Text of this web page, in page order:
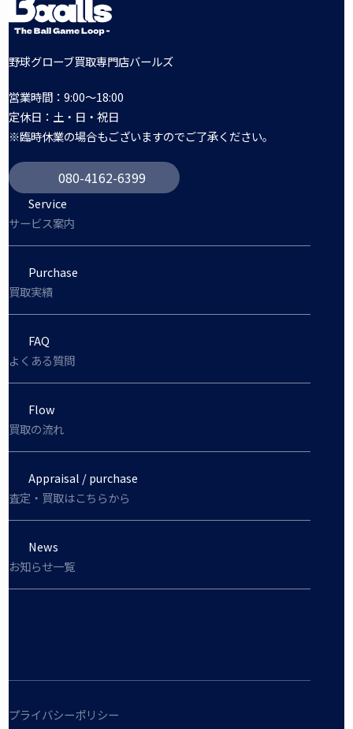
野球グローブ買取専門店バールズ
営業時間：9:00～18:00
定休日：土・日・祝日
※臨時休業の場合もございますのでご了承ください。
080-4162-6399
Service
サービス案内
Purchase
買取実績
FAQ
よくある質問
Flow
買取の流れ
Appraisal / purchase
査定・買取はこちらから
News
お知らせ一覧
プライバシーポリシー